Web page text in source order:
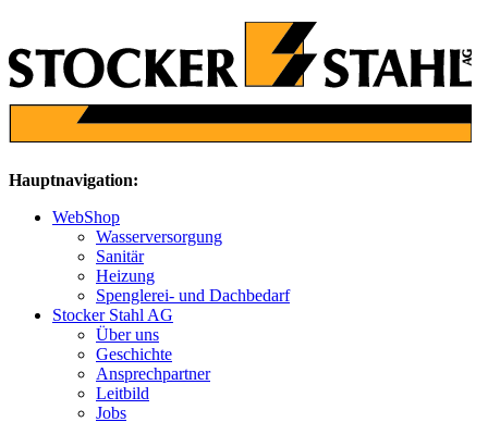
Hauptnavigation:
WebShop
Wasserversorgung
Sanitär
Heizung
Spenglerei- und Dachbedarf
Stocker Stahl AG
Über uns
Geschichte
Ansprechpartner
Leitbild
Jobs